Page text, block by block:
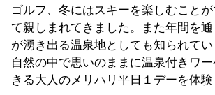
ゴルフ、冬にはスキーを楽しむこと
て親しまれてきました。また年間を
が湧き出る温泉地としても知られて
自然の中で思いのままに温泉付きワ
きる大人のメリハリ平日１デーを体験